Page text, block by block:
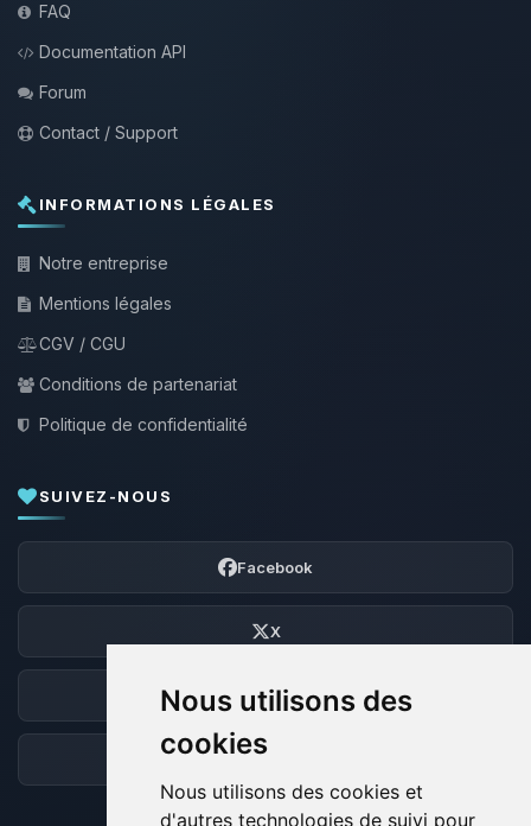
Nous utilisons des
cookies
Nous utilisons des cookies et
d'autres technologies de suivi pour
FAQ
Documentation API
Forum
Contact / Support
INFORMATIONS LÉGALES
Notre entreprise
Mentions légales
CGV / CGU
Conditions de partenariat
Politique de confidentialité
SUIVEZ-NOUS
Facebook
X
Discord
Forum